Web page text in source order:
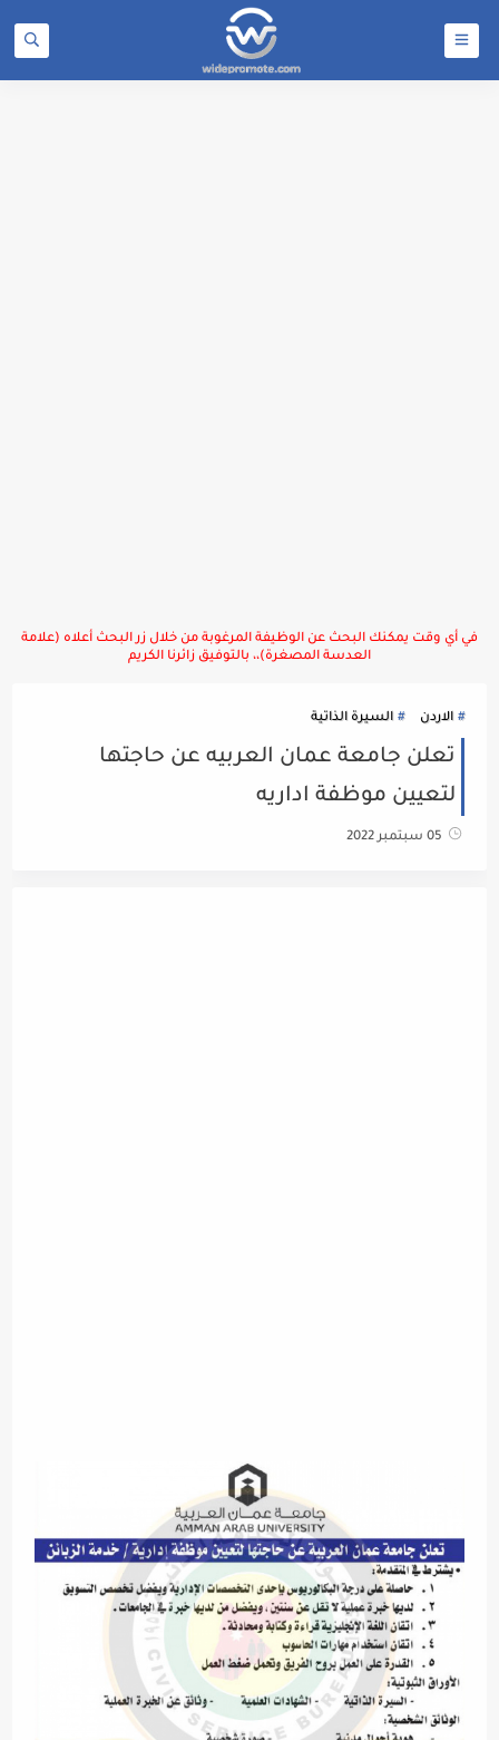
في أي وقت يمكنك البحث عن الوظيفة المرغوبة من خلال زر البحث أعلاه (علامة
العدسة المصغرة)،، بالتوفيق زائرنا الكريم
الاردن السيرة الذاتية
تعلن جامعة عمان العربيه عن حاجتها
لتعيين موظفة اداريه
05 سبتمبر 2022